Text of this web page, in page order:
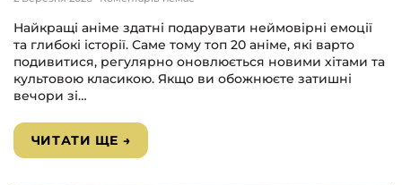
Найкращі аніме здатні подарувати неймовірні емоції
та глибокі історії. Саме тому топ 20 аніме, які варто
подивитися, регулярно оновлюється новими хітами та
культовою класикою. Якщо ви обожнюєте затишні
вечори зі…
ЧИТАТИ ЩЕ →